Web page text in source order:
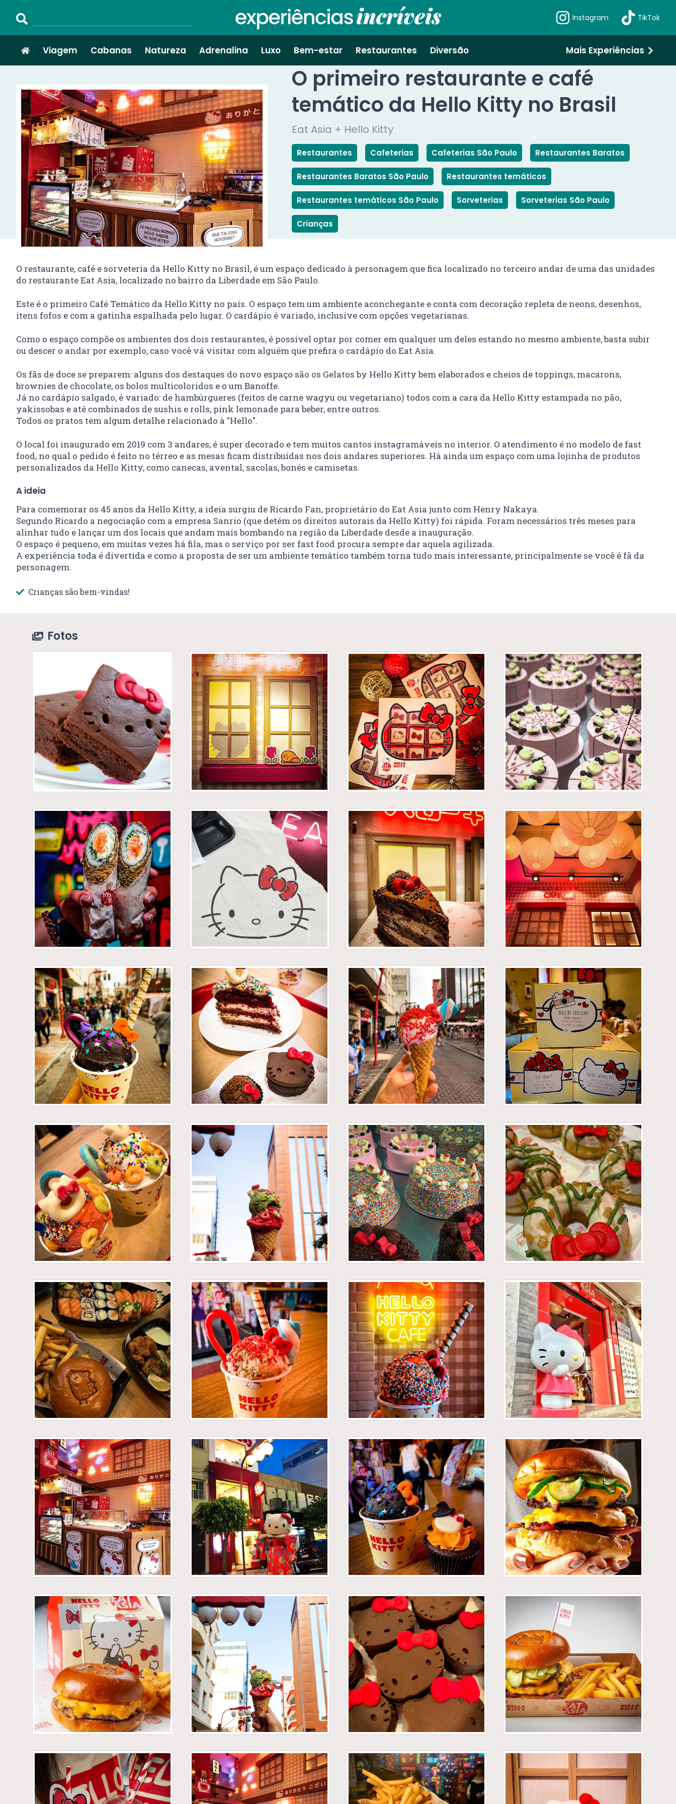
Instagram TikTok
Viagem Cabanas Natureza Adrenalina Luxo Bem-estar Restaurantes Diversão Mais Experiências
O primeiro restaurante e café
temático da Hello Kitty no Brasil
Eat Asia + Hello Kitty
Restaurantes Cafeterias Cafeterias São Paulo Restaurantes Baratos
Restaurantes Baratos São Paulo Restaurantes temáticos
Restaurantes temáticos São Paulo Sorveterias Sorveterias São Paulo
Crianças
O restaurante, café e sorveteria da Hello Kitty no Brasil, é um espaço dedicado à personagem que fica localizado no terceiro andar de uma das unidades
do restaurante Eat Asia, localizado no bairro da Liberdade em São Paulo.
Este é o primeiro Café Temático da Hello Kitty no país. O espaço tem um ambiente aconchegante e conta com decoração repleta de neons, desenhos,
itens fofos e com a gatinha espalhada pelo lugar. O cardápio é variado, inclusive com opções vegetarianas.
Como o espaço compõe os ambientes dos dois restaurantes, é possível optar por comer em qualquer um deles estando no mesmo ambiente, basta subir
ou descer o andar por exemplo, caso você vá visitar com alguém que prefira o cardápio do Eat Asia.
Os fãs de doce se preparem: alguns dos destaques do novo espaço são os Gelatos by Hello Kitty bem elaborados e cheios de toppings, macarons,
brownies de chocolate, os bolos multicoloridos e o um Banoffe.
Já no cardápio salgado, é variado: de hambúrgueres (feitos de carne wagyu ou vegetariano) todos com a cara da Hello Kitty estampada no pão,
yakissobas e até combinados de sushis e rolls, pink lemonade para beber, entre outros.
Todos os pratos tem algum detalhe relacionado à "Hello".
O local foi inaugurado em 2019 com 3 andares, é super decorado e tem muitos cantos instagramáveis no interior. O atendimento é no modelo de fast
food, no qual o pedido é feito no térreo e as mesas ficam distribuídas nos dois andares superiores. Há ainda um espaço com uma lojinha de produtos
personalizados da Hello Kitty, como canecas, avental, sacolas, bonés e camisetas.
A ideia
Para comemorar os 45 anos da Hello Kitty, a ideia surgiu de Ricardo Fan, proprietário do Eat Asia junto com Henry Nakaya.
Segundo Ricardo a negociação com a empresa Sanrio (que detém os direitos autorais da Hello Kitty) foi rápida. Foram necessários três meses para
alinhar tudo e lançar um dos locais que andam mais bombando na região da Liberdade desde a inauguração.
O espaço é pequeno, em muitas vezes há fila, mas o serviço por ser fast food procura sempre dar aquela agilizada.
A experiência toda é divertida e como a proposta de ser um ambiente temático também torna tudo mais interessante, principalmente se você é fã da
personagem.
Crianças são bem-vindas!
Fotos